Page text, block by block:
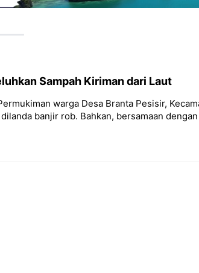
Sampah Kiriman dari Laut
warga Desa Branta Pesisir,
banjir rob. Bahkan, bersamaan dengan